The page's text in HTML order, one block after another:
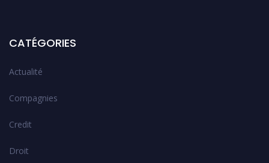
CATÉGORIES
Actualité
Compagnies
Credit
Droit